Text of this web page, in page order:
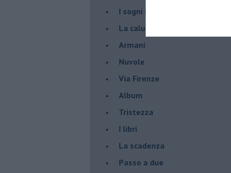
I sogni del mattino
La calura
Armani
Nuvole
Via Firenze
Album
Tristezza
I libri
La scadenza
Passo a due